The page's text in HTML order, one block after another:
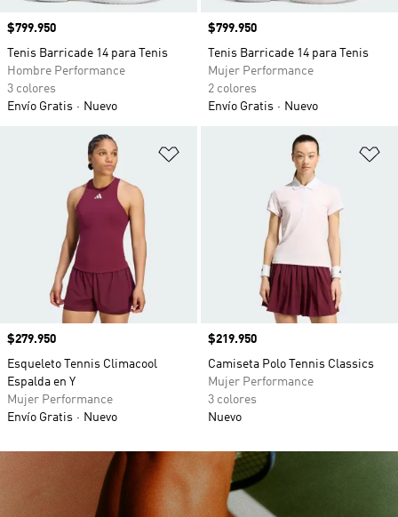
Precio
$799.950
Tenis Barricade 14 para Tenis
Hombre Performance
3 colores
Envío Gratis
Nuevo
Precio
$799.950
Tenis Barricade 14 para Tenis
Mujer Performance
2 colores
Envío Gratis
Nuevo
Añadir a la lista de deseos
Precio
$279.950
Esqueleto Tennis Climacool
Espalda en Y
Mujer Performance
Envío Gratis
Nuevo
Precio
$219.950
Camiseta Polo Tennis Classics
Mujer Performance
3 colores
Nuevo